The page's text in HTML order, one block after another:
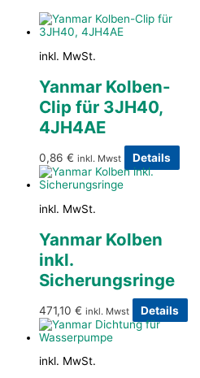
inkl. MwSt.
Yanmar Kolben-
Clip für 3JH40,
4JH4AE
0,86 € inkl. Mwst Details
inkl. MwSt.
Yanmar Kolben
inkl.
Sicherungsringe
471,10 € inkl. Mwst Details
inkl. MwSt.